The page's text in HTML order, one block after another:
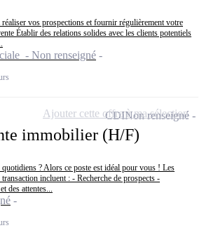
vos prospections et fournir régulièrement votre
Établir des relations solides avec les clients potentiels
- Non renseigné
immobilier (H/F)
quotidiens ? Alors ce poste est idéal pour vous ! Les
incluent : - Recherche de prospects -
des attentes...
CDINon renseigné
Ajouter cette offre à ma sélection